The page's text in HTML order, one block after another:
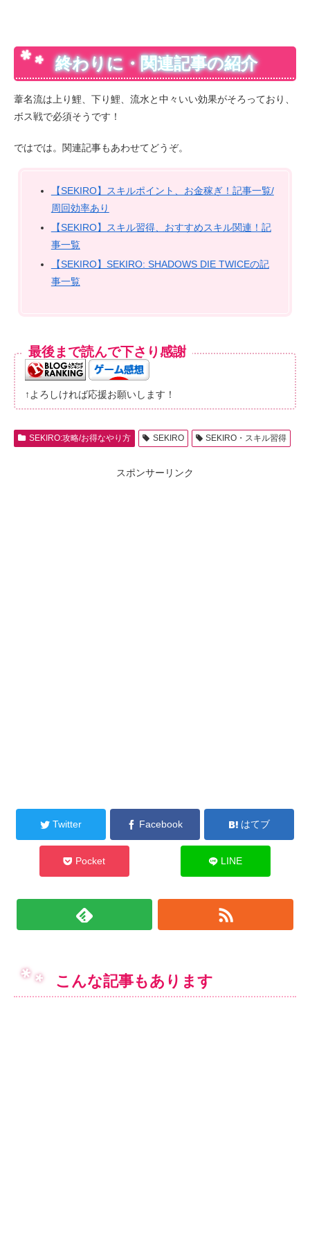
終わりに・関連記事の紹介
葦名流は上り鯉、下り鯉、流水と中々いい効果がそろっており、
ボス戦で必須そうです！
ではでは。関連記事もあわせてどうぞ。
【SEKIRO】スキルポイント、お金稼ぎ！記事一覧/
周回効率あり
【SEKIRO】スキル習得、おすすめスキル関連！記
事一覧
【SEKIRO】SEKIRO: SHADOWS DIE TWICEの記
事一覧
最後まで読んで下さり感謝
↑よろしければ応援お願いします！
SEKIRO:攻略/お得なやり方 SEKIRO SEKIRO・スキル習得
スポンサーリンク
Twitter Facebook はてブ
Pocket LINE
こんな記事もあります